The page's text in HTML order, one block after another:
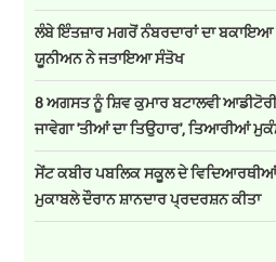
ਲੰਬੇ ਇੰਤਜ਼ਾਰ ਮਗਰੋਂ ਨੰਬਰਦਾਰਾਂ ਦਾ ਬਕਾਇਆ
ਯੂਨੀਅਨ ਨੇ ਜਤਾਇਆ ਸੰਤੋਖ
8 ਅਗਸਤ ਨੂੰ ਸ਼ਿਵ ਕੁਮਾਰ ਬਟਾਲਵੀ
ਜਾਵੇਗਾ 'ਤੀਆਂ ਦਾ ਤਿਉਹਾਰ', ਤਿਆਰੀਆਂ
ਸੇਂਟ ਕਬੀਰ ਪਬਲਿਕ ਸਕੂਲ ਦੇ
ਮੁਕਾਬਲੇ ਦੌਰਾਨ ਸ਼ਾਨਦਾਰ ਪ੍ਰਦਰਸ਼ਨ ਕੀਤਾ